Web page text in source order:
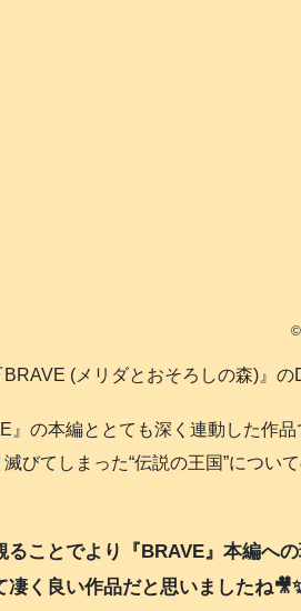
(メリダとおそろしの森)』
』の本編ととても深く連動した作
滅びてしまった“伝説の王国”につい
ることでより『BRAVE』本編へ
凄く良い作品だと思いましたね